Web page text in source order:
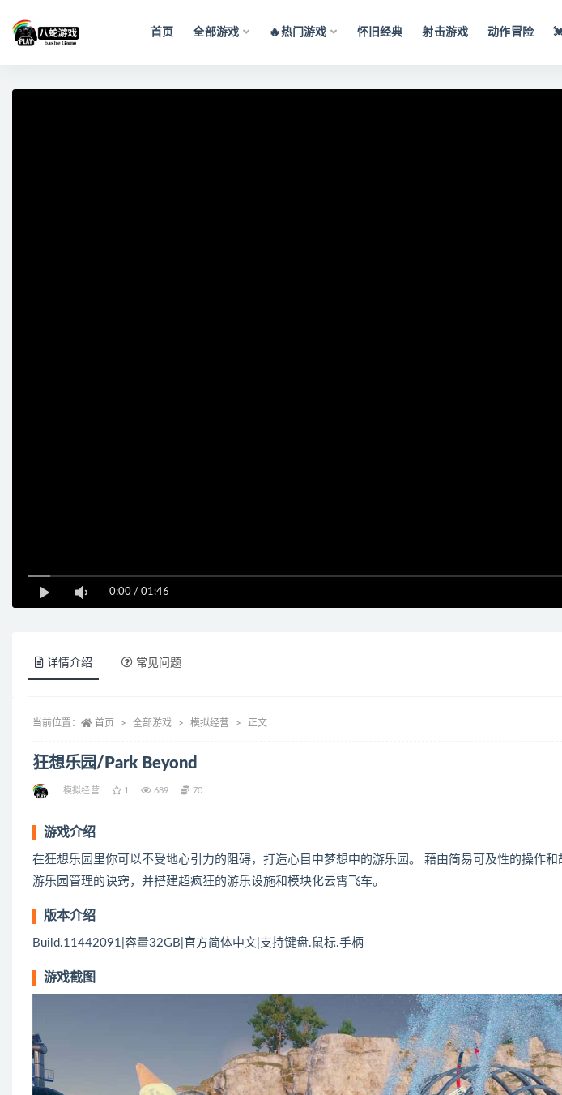
首页 全部游戏 🔥热门游戏 怀旧经典 射击游戏 动作冒险
0:00 / 01:46
详情介绍 常见问题
当前位置： 首页 全部游戏 模拟经营 正文
狂想乐园/Park Beyond
模拟经营 1 689 70
游戏介绍
在狂想乐园里你可以不受地心引力的阻碍，打造心目中梦想中的游乐园。 藉由简易可及性的操作
游乐园管理的诀窍，并搭建超疯狂的游乐设施和模块化云霄飞车。
版本介绍
Build.11442091|容量32GB|官方简体中文|支持键盘.鼠标.手柄
游戏截图